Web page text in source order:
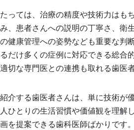
っては、治療の精度や技術力はも
、患者さんへの説明の丁寧さ、衛
健康管理への姿勢なども重要な判
だけ多くの症例に対応できる総合
切な専門医との連携も取れる歯医
介する歯医者さんは、単に技術が
ひとりの生活習慣や価値観を理解
を提案できる歯科医師ばかりです